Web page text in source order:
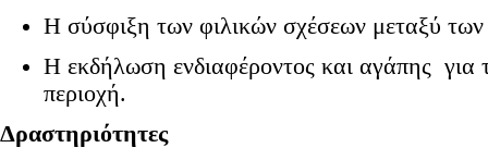
Η σύσφιξη των φιλικών σχέσεων μεταξύ
Η εκδήλωση ενδιαφέροντος και αγάπης για
περιοχή.
Δραστηριότητες